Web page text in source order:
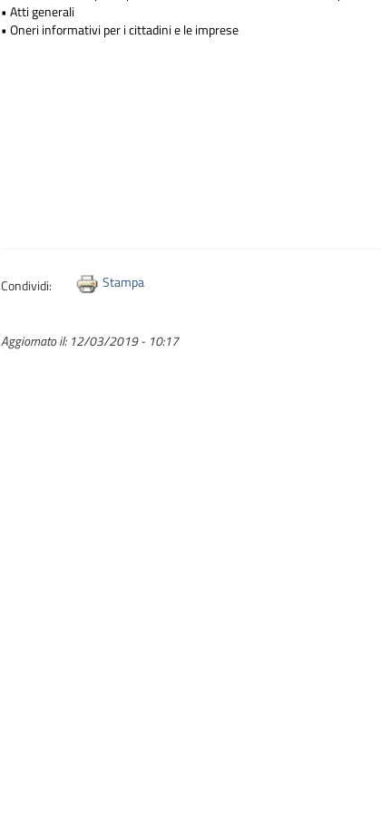
• Atti generali
• Oneri informativi per i cittadini e le imprese
Condividi: Stampa
Aggiornato il: 12/03/2019 - 10:17